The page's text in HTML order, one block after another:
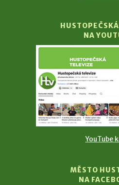
NA
YouTube
MĚSTO
NA